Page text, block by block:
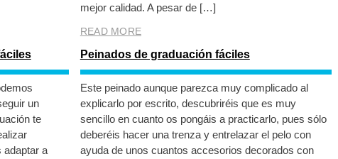
mejor calidad. A pesar de […]
READ MORE
un
te
adaptar a
Peinados de graduación fáciles
Este peinado aunque parezca muy complicado al
explicarlo por escrito, descubriréis que es muy
sencillo en cuanto os pongáis a practicarlo, pues sólo
deberéis hacer una trenza y entrelazar el pelo con
ayuda de unos cuantos accesorios decorados con